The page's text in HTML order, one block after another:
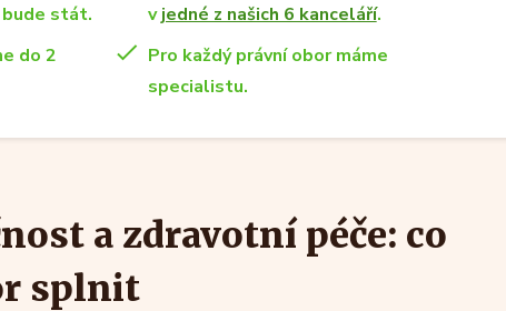
stát.
vjedné z našich 6 kanceláří.
do 2
Pro každý právní obor máme
specialistu.
a zdravotní péče: co
splnit